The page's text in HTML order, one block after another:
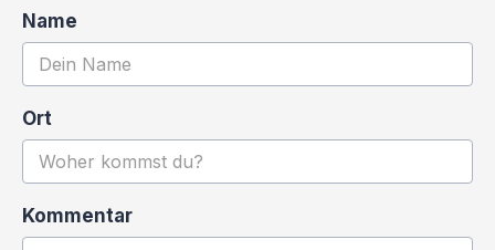
Name
Ort
Kommentar